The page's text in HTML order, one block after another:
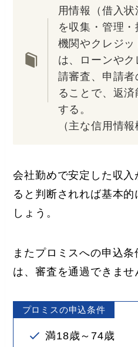
用情報（借入状
を収集・管理
機関やクレジ
は、ローンや
請審査、申請
ることで、返
する。
（主な信用情報
会社勤めで安定した収
ると判断されれば基本
しょう。
またプロミスへの申込
は、審査を通過できませ
プロミスの申込条件
満18歳～74歳